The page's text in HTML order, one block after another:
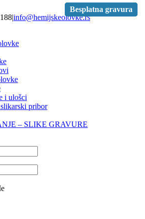
|info@hemijskeolovke.rs
i ulošci
pribor
– SLIKE GRAVURE
Besplatna gravura
Besplatna gravura